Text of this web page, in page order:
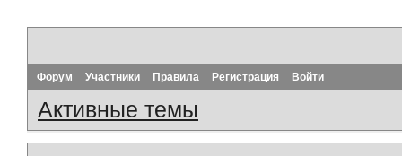
Форум Участники Правила Регистрация Войти
Активные темы